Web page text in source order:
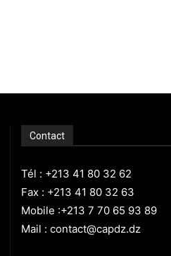
Contact
Tél : +213 41 80 32 62
Fax : +213 41 80 32 63
Mobile :+213 7 70 65 93 89
Mail : contact@capdz.dz